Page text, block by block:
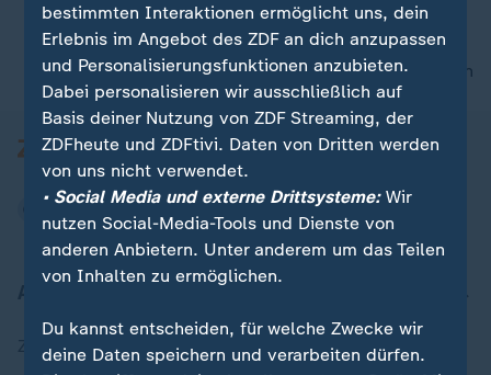
nach oben
Zuletzt veröffentlicht
bestimmten Interaktionen ermöglicht uns, dein
Erlebnis im Angebot des ZDF an dich anzupassen
und Personalisierungsfunktionen anzubieten.
Dabei personalisieren wir ausschließlich auf
Basis deiner Nutzung von ZDF Streaming, der
ZDFheute und ZDFtivi. Daten von Dritten werden
von uns nicht verwendet.
• Social Media und externe Drittsysteme:Wir
nutzen Social-Media-Tools und Dienste von
anderen Anbietern. Unter anderem um das Teilen
von Inhalten zu ermöglichen.
Du kannst entscheiden, für welche Zwecke wir
deine Daten speichern und verarbeiten dürfen.